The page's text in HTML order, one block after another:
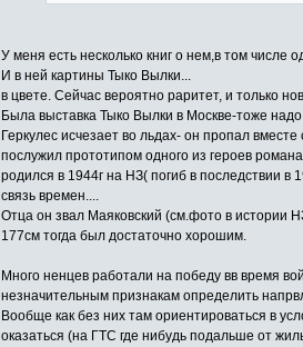
У меня есть несколько книг о нем,в том
И в ней картины Тыко Вылки...
в цвете. Сейчас вероятно раритет, и только
Была выставка Тыко Вылки в Москве-тоже
Геркулес исчезает во льдах- он пропал
послужил прототипом одного из героев
родился в 1944г на НЗ( погиб в последствии в
связь времен....
Отца он звал Маяковский (см.фото в истории
177см тогда был достаточно хорошим.
Много ненцев работали на победу вв время
незначительным признакам определить
Вообще как без них там ориентироваться в
оказаться (на ГТС где нибудь подальше от